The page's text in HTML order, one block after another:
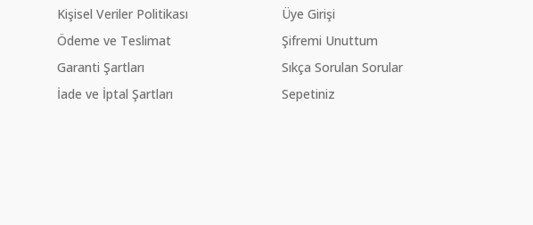
Kişisel Veriler Politikası
Ödeme ve Teslimat
Garanti Şartları
İade ve İptal Şartları
Üye Girişi
Şifremi Unuttum
Sıkça Sorulan Sorular
Sepetiniz